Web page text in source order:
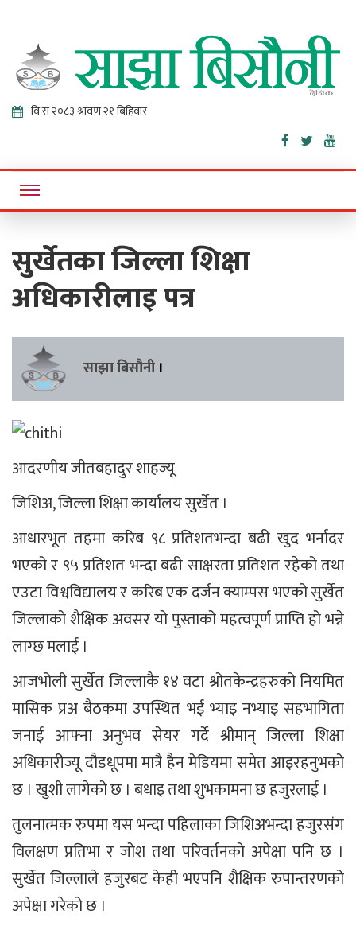
Sajha
Bisaunee
Online News Portal
सुर्खेतका जिल्ला शिक्षा
अधिकारीलाइ पत्र
साझा बिसौनी ।
आदरणीय जीतबहादुर शाहज्यू
जिशिअ, जिल्ला शिक्षा कार्यालय सुर्खेत ।
आधारभूत तहमा करिब ९८ प्रतिशतभन्दा बढी खुद भर्नादर
भएको र ९५ प्रतिशत भन्दा बढी साक्षरता प्रतिशत रहेको तथा
एउटा विश्वविद्यालय र करिब एक दर्जन क्याम्पस भएको सुर्खेत
जिल्लाको शैक्षिक अवसर यो पुस्ताको महत्वपूर्ण प्राप्ति हो भन्ने
लाग्छ मलाई ।
आजभोली सुर्खेत जिल्लाकै १४ वटा श्रोतकेन्द्रहरुको नियमित
मासिक प्रअ बैठकमा उपस्थित भई भ्याइ नभ्याइ सहभागिता
जनाई आफ्ना अनुभव सेयर गर्दे श्रीमान् जिल्ला शिक्षा
अधिकारीज्यू दौडधूपमा मात्रै हैन मेडियमा समेत आइरहनुभको
छ । खुशी लागेको छ । बधाइ तथा शुभकामना छ हजुरलाई ।
तुलनात्मक रुपमा यस भन्दा पहिलाका जिशिअभन्दा हजुरसंग
विलक्षण प्रतिभा र जोश तथा परिवर्तनको अपेक्षा पनि छ ।
सुर्खेत जिल्लाले हजुरबट केही भएपनि शैक्षिक रुपान्तरणको
अपेक्षा गरेको छ ।